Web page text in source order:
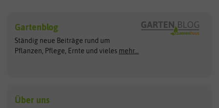
Exotische Samen
Gemüsesamen
Gründünger
Kräutersamen
Arche Noah
ASB Greenworld
Benary
Clever Pots
COMPO
Gartenblog
Ständig neue Beiträge rund um
Pflanzen, Pflege, Ernte und vieles mehr...
Über uns